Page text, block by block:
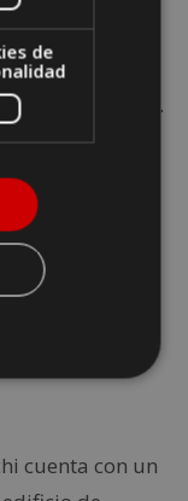
con el
para
sofisticadas.
el resort
Juegos
y
cuenta con un
de